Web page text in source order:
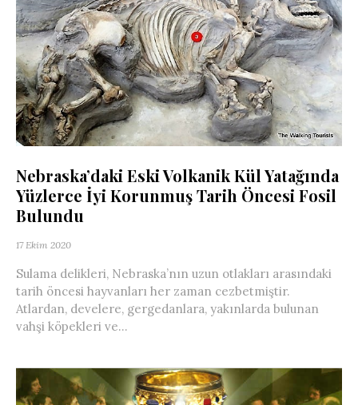
Nebraska’daki Eski Volkanik Kül Yatağında
Yüzlerce İyi Korunmuş Tarih Öncesi Fosil
Bulundu
17 Ekim 2020
Sulama delikleri, Nebraska’nın uzun otlakları arasındaki
tarih öncesi hayvanları her zaman cezbetmiştir.
Atlardan, develere, gergedanlara, yakınlarda bulunan
vahşi köpekleri ve...